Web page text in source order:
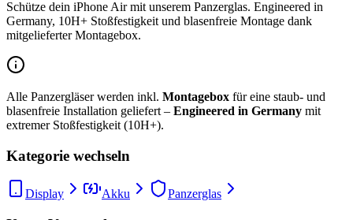
Schütze dein iPhone Air mit unserem Panzerglas. Engineered in
Germany, 10H+ Stoßfestigkeit und blasenfreie Montage dank
mitgelieferter Montagebox.
Alle Panzergläser werden inkl. Montagebox für eine staub- und
blasenfreie Installation geliefert – Engineered in Germany mit
extremer Stoßfestigkeit (10H+).
Kategorie wechseln
Display Akku Panzerglas